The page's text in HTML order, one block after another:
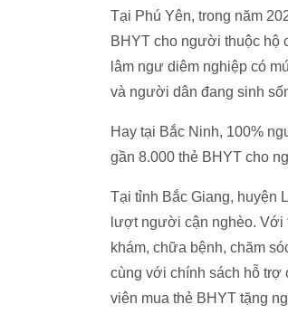
Tại Phú Yên, trong năm
BHYT cho người thuộc hộ
lâm ngư diêm nghiệp có
và người dân đang sinh
Hay tại Bắc Ninh, 100%
gần 8.000 thẻ BHYT cho
Tại tỉnh Bắc Giang, huyện
lượt người cận nghèo.
khám, chữa bệnh, chăm
cùng với chính sách hỗ trợ
viên mua thẻ BHYT tặng